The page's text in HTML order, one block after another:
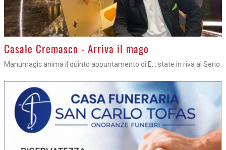
Casale Cremasco - Arriva il mago
Manumagic anima il quinto appuntamento di E... state in riva al Serio